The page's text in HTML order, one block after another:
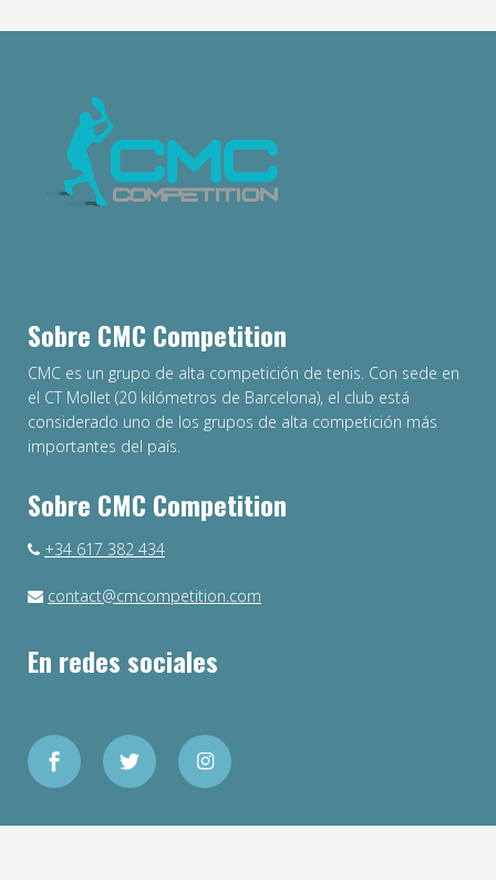
Sobre CMC Competition
CMC es un grupo de alta competición de tenis. Con sede en
el CT Mollet (20 kilómetros de Barcelona), el club está
considerado uno de los grupos de alta competición más
importantes del país.
Sobre CMC Competition
+34 617 382 434
contact@cmcompetition.com
En redes sociales